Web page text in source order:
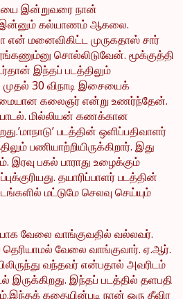
இன்றுவரை நான்
இன்னும் கல்யாணம் ஆகலை.
மனைவிகிட்ட முருகதாஸ் சார்
சொல்லிடுவேன். மூக்குத்தி
இந்தப் படத்திலும்
முதல் 30 விநாடி இசையைக்
கலைஞர் என்று உணர்ந்தேன்.
பாடல். மில்லியன் கணக்கான
படத்தின் ஒளிப்பதிவாளர்
பணியாற்றியிருக்கிறார். இது
பகல் பாராது உழைக்கும்
தயாரிப்பாளர் படத்தின்
மட்டுமே செலவு செய்யும்
வேலை வாங்குவதில் வல்லவர்.
தெரியாமல் வேலை வாங்குவார். ஏ.ஆர்.
வந்தவர் என்பதால் அவரிடம்
இருக்கிறது. இந்தப் படத்தில் தளபதி
கதையின்படி நான் ஒரு தீவிர